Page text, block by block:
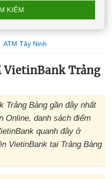
KIẾM
ATM Tây Ninh
VietinBank Trảng
Trảng Bàng gần đây nhất
Online, danh sách điểm
quanh đây ở
VietinBank tại Trảng Bàng